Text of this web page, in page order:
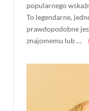
popularnego
To legendarne,
prawdopodobne
znajomemu lub …